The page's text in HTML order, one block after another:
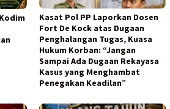
Kasat Pol PP Laporkan Dosen
Fort De Kock atas Dugaan
Penghalangan Tugas, Kuasa
Hukum Korban: “Jangan
Sampai Ada Dugaan Rekayasa
Kasus yang Menghambat
Penegakan Keadilan”